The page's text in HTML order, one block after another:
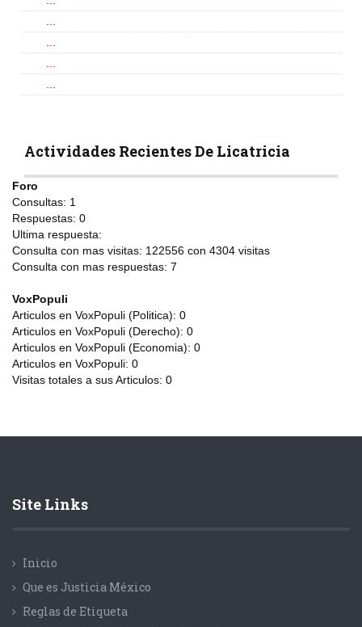
Actividades Recientes De Licatricia
Foro
Consultas: 1
Respuestas: 0
Ultima respuesta:
Consulta con mas visitas: 122556 con 4304 visitas
Consulta con mas respuestas: 7
VoxPopuli
Articulos en VoxPopuli (Politica): 0
Articulos en VoxPopuli (Derecho): 0
Articulos en VoxPopuli (Economia): 0
Articulos en VoxPopuli: 0
Visitas totales a sus Articulos: 0
Site Links
Inicio
Que es Justicia México
Reglas de Etiqueta